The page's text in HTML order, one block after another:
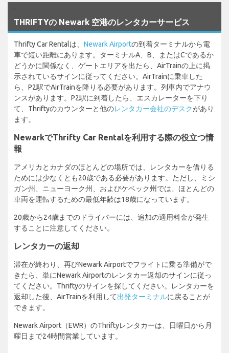
THRIFTYの Newark 空港のレンタカーサービス
Thrifty Car Rentalは、 Newark Airportの到着ターミナルから電
車で短い距離にあります。ターミナルA、B、またはCであるか
どうかに関係なく、ゲートエリアを出たら、AirTrainの上に掲
示されているサインに従ってください。AirTrainに乗車した
ら、P2駅でAirTrainを降りる必要があります。列車内でアナウ
ンスがあります。P2駅に到着したら、エスカレーターを下り
て、Thriftyのカウンターと他のレンタカー会社のデスクがあり
ます。
NewarkでThrifty Car Rentalを利用する際の役立つ情
報
アメリカとカナダのほとんどの場所では、レンタカーを借りる
ためには少なくとも20歳である必要があります。ただし、ミシ
ガン州、ニューヨーク州、およびケベック州では、ほとんどの
車両を運転するための最低年齢は18歳になっています。
20歳から24歳までのドライバーには、追加の適用料金が発生
することに注意してください。
レンタカーの返却
滞在が終わり、再びNewark Airportでフライトに乗る準備がで
きたら、単にNewark Airportのレンタカー返却のサインに従っ
てください。Thriftyのサインを探してください。レンタカーを
返却した後、AirTrainを利用して出発ターミナルに戻ることが
できます。
Newark Airport（EWR）のThriftyレンタカーは、日曜日から月
曜日まで24時間営業しています。